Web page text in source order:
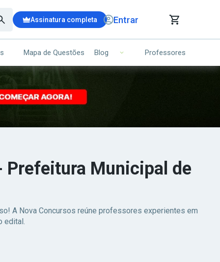
Assinatura completa Entrar
DE COMPRAS
(00)
Seu carrinho ainda está vazio.
Mapa de Questões Blog Professores
Prefeitura Municipal de
A Nova Concursos reúne professores experientes em
edital.